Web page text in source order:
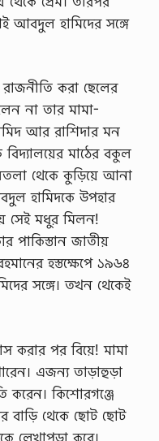
আবদুল হামিদের সঙ্গে
করা ছেলের
না তার মামা-
আর রাশিদার মন
বিদ্যালয়ের মাঠের বকুল
থেকে কুড়িয়ে আনা
হামিদকে উপহার
সেই মধুর মিলন!
পাকিস্তান জাতীয়
হস্তক্ষেপে ১৯৬৪
সঙ্গে। তখন থেকেই
করার পর বিয়ে! মামা
এজন্য তাড়াহুড়া
করেন। কিশোরগঞ্জে
বাড়ি থেকে ছোট ছোট
লেখাপড়া করে।